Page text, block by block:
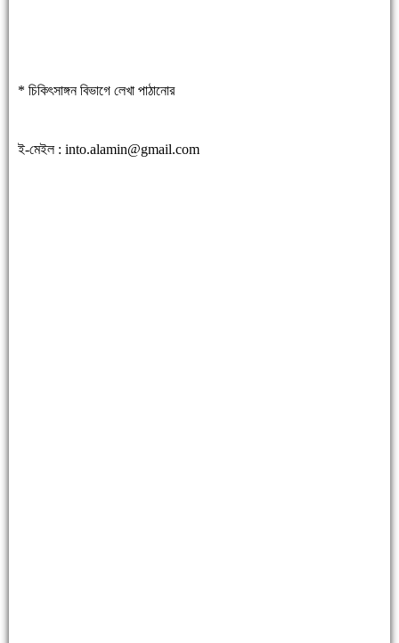
* চিকিৎসাঙ্গন বিভাগে লেখা পাঠানোর
ই-মেইল : into.alamin@gmail.com